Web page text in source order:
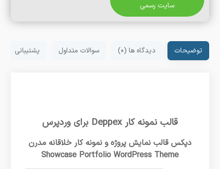
سایت رسمی
توضیحات دیدگاه ها (0) سوالات متداول پشتیبانی
قالب نمونه کار Deppex برای وردپرس
دپکس قالب نمایش پروژه و نمونه کار خلاقانه مدرن
Showcase Portfolio WordPress Theme